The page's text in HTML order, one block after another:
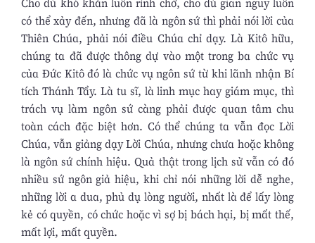
có thể xảy đến, nhưng đã là ngôn sứ thì phải nói lời của
Thiên Chúa, phải nói điều Chúa chỉ dạy. Là Kitô hữu,
chúng ta đã được thông dự vào một trong ba chức vụ
của Đức Kitô đó là chức vụ ngôn sứ từ khi lãnh nhận Bí
tích Thánh Tẩy. Là tu sĩ, là linh mục hay giám mục, thì
trách vụ làm ngôn sứ càng phải được quan tâm chu
toàn cách đặc biệt hơn. Có thể chúng ta vẫn đọc Lời
Chúa, vẫn giảng dạy Lời Chúa, nhưng chưa hoặc không
là ngôn sứ chính hiệu. Quả thật trong lịch sử vẫn có đó
nhiều sứ ngôn giả hiệu, khi chỉ nói những lời dễ nghe,
những lời a dua, phủ dụ lòng người, nhất là để lấy lòng
kẻ có quyền, có chức hoặc vì sợ bị bách hại, bị mất thế,
mất lợi, mất quyền.